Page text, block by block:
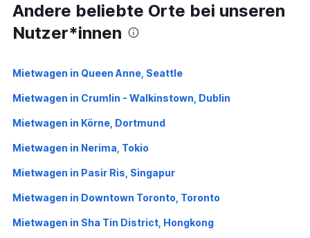
Andere beliebte Orte bei unseren
Nutzer*innen
Mietwagen in Queen Anne, Seattle
Mietwagen in Crumlin - Walkinstown, Dublin
Mietwagen in Körne, Dortmund
Mietwagen in Nerima, Tokio
Mietwagen in Pasir Ris, Singapur
Mietwagen in Downtown Toronto, Toronto
Mietwagen in Sha Tin District, Hongkong